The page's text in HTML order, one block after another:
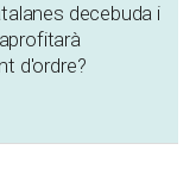
decebuda i
d'ordre?